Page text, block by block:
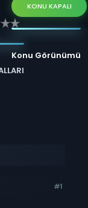
KONU KAPALI
Konu Görünümü
#1